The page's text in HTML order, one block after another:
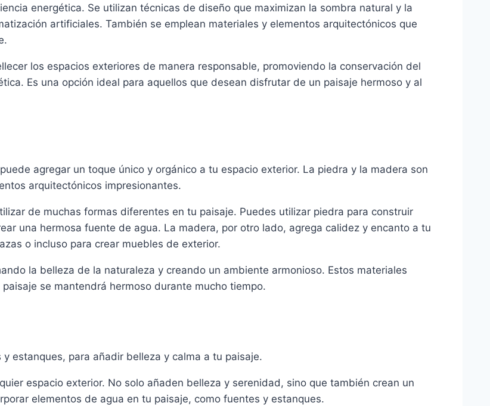
energética. Se utilizan técnicas de diseño que maximizan la sombra natural y la
artificiales. También se emplean materiales y elementos arquitectónicos que
los espacios exteriores de manera responsable, promoviendo la conservación del
Es una opción ideal para aquellos que desean disfrutar de un paisaje hermoso y al
agregar un toque único y orgánico a tu espacio exterior. La piedra y la madera son
arquitectónicos impresionantes.
de muchas formas diferentes en tu paisaje. Puedes utilizar piedra para construir
una hermosa fuente de agua. La madera, por otro lado, agrega calidez y encanto a tu
o incluso para crear muebles de exterior.
la belleza de la naturaleza y creando un ambiente armonioso. Estos materiales
se mantendrá hermoso durante mucho tiempo.
estanques, para añadir belleza y calma a tu paisaje.
espacio exterior. No solo añaden belleza y serenidad, sino que también crean un
elementos de agua en tu paisaje, como fuentes y estanques.